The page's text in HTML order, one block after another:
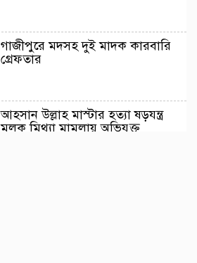
গাজীপুরে মদসহ দুই মাদক কারবারি
গ্রেফতার
আহসান উল্লাহ মাস্টার হত্যা ষড়যন্ত্র
মূলক মিথ্যা মামলায় অভিযুক্ত